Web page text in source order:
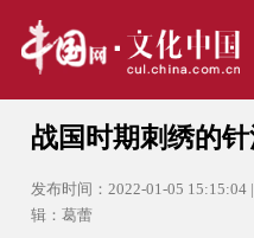
战国时期刺绣的
发布时间：2022-01-05
辑：葛蕾